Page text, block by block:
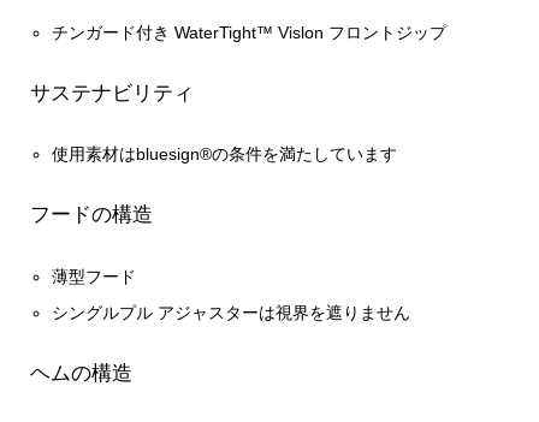
チンガード付き WaterTight™ Vislon フロントジップ
サステナビリティ
使用素材はbluesign®の条件を満たしています
フードの構造
薄型フード
シングルプル アジャスターは視界を遮りません
ヘムの構造